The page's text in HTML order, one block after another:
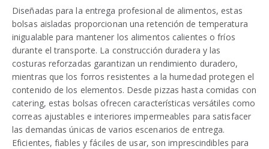
Diseñadas para la entrega profesional de alimentos, estas
bolsas aisladas proporcionan una retención de temperatura
inigualable para mantener los alimentos calientes o fríos
durante el transporte. La construcción duradera y las
costuras reforzadas garantizan un rendimiento duradero,
mientras que los forros resistentes a la humedad protegen el
contenido de los elementos. Desde pizzas hasta comidas con
catering, estas bolsas ofrecen características versátiles como
correas ajustables e interiores impermeables para satisfacer
las demandas únicas de varios escenarios de entrega.
Eficientes, fiables y fáciles de usar, son imprescindibles para